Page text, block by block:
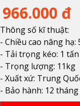
966.000 đ
Thông số kĩ thuật:
- Chiều cao nâng hạ:
- Tải trọng kéo: 1 tấn
- Trọng lượng: 11kg
- Xuất xứ: Trung
- Bảo hành: 12 tháng